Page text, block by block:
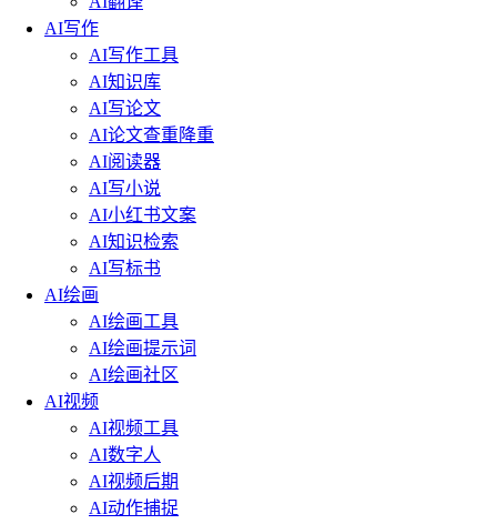
AI写作
AI写作工具
AI知识库
AI写论文
AI论文查重降重
AI阅读器
AI写小说
AI小红书文案
AI知识检索
AI写标书
AI绘画
AI绘画工具
AI绘画提示词
AI绘画社区
AI视频
AI视频工具
AI数字人
AI视频后期
AI动作捕捉